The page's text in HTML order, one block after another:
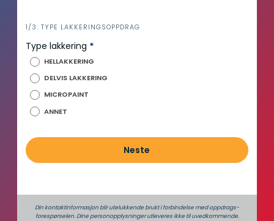
i
n
n
o
d
1/3: TYPE LAKKERINGSOPPDRAG
Type lakkering *
HELLAKKERING
DELVIS LAKKERING
MICROPAINT
ANNET
Neste
Din kontaktinformasjon blir utelukkende brukt i forbindelse med oppdrags­
forespørselen. Dine person­­opplysninger utleveres ikke til uvedkommende.